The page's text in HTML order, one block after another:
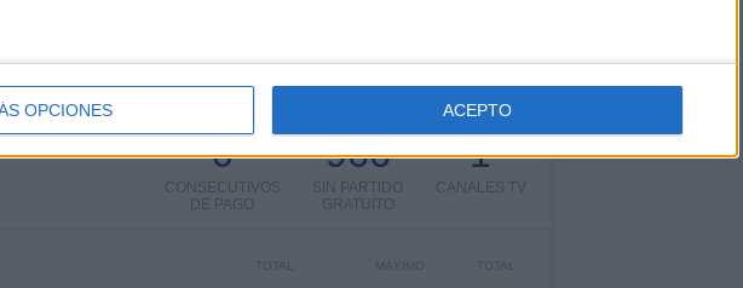
OPCIONES ACEPTO
TOTAL
1
CANALES TV
966
SIN PARTIDO
GRATUÍTO
0
CONSECUTIVOS
DE PAGO
TOTAL
MÁXIMO
TOTAL